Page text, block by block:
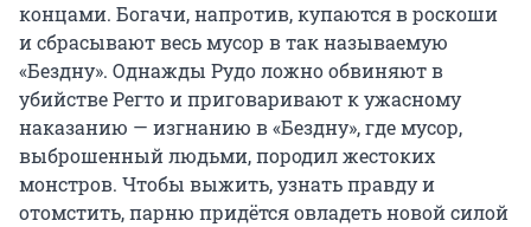
концами. Богачи, напротив, купаются в роскоши
и сбрасывают весь мусор в так называемую
«Бездну». Однажды Рудо ложно обвиняют в
убийстве Регто и приговаривают к ужасному
наказанию — изгнанию в «Бездну», где мусор,
выброшенный людьми, породил жестоких
монстров. Чтобы выжить, узнать правду и
отомстить, парню придётся овладеть новой силой